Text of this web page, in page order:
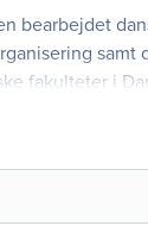
bearbejdet
samt
fakulteter i